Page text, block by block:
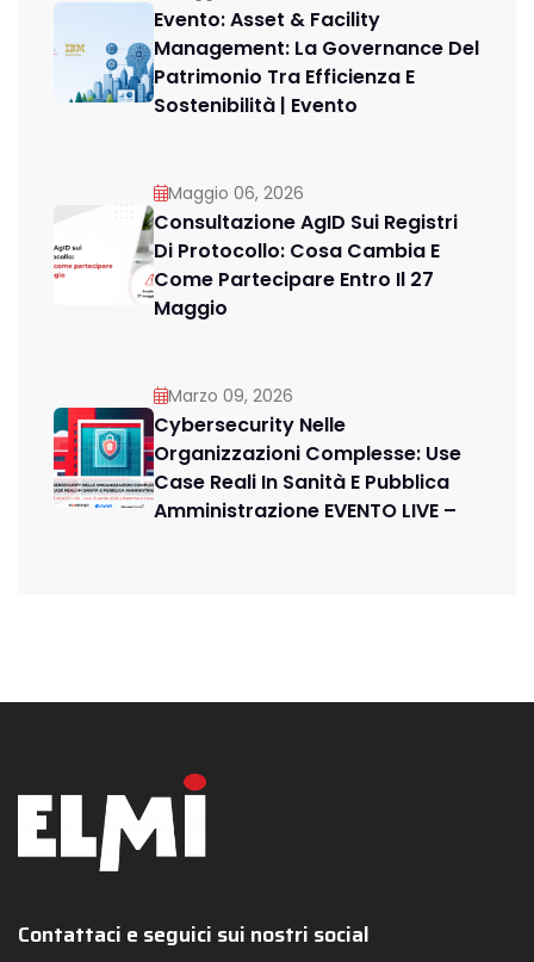
Evento: Asset & Facility
Management: La Governance Del
Patrimonio Tra Efficienza E
Sostenibilità | Evento
Maggio 06, 2026
Consultazione AgID Sui Registri
Di Protocollo: Cosa Cambia E
Come Partecipare Entro Il 27
Maggio
Marzo 09, 2026
Cybersecurity Nelle
Organizzazioni Complesse: Use
Case Reali In Sanità E Pubblica
Amministrazione EVENTO LIVE –
Contattaci e seguici sui nostri social